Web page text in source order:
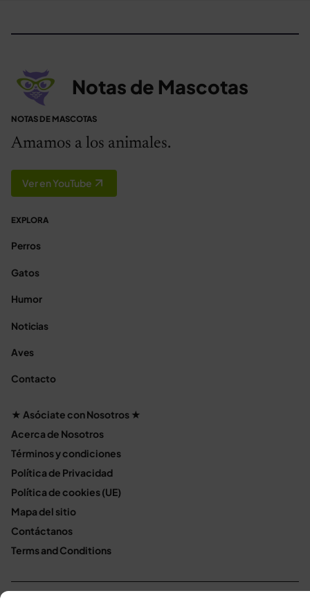
Notas de Mascotas
NOTAS DE MASCOTAS
Amamos a los animales.
Ver en YouTube
EXPLORA
Perros
Gatos
Humor
Noticias
Aves
Contacto
★ Asóciate con Nosotros ★
Acerca de Nosotros
Términos y condiciones
Política de Privacidad
Política de cookies (UE)
Mapa del sitio
Contáctanos
Terms and Conditions